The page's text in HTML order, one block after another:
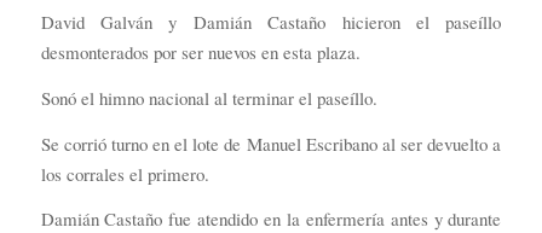
David Galván y Damián Castaño hicieron el paseíllo
desmonterados por ser nuevos en esta plaza.
Sonó el himno nacional al terminar el paseíllo.
Se corrió turno en el lote de Manuel Escribano al ser devuelto a
los corrales el primero.
Damián Castaño fue atendido en la enfermería antes y durante